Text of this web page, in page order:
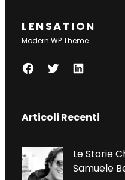
LENSATION
Modern WP Theme
F
E
O
O
K
T
T
E
R
L
K
N
Articoli Recenti
Le Storie
Samuele